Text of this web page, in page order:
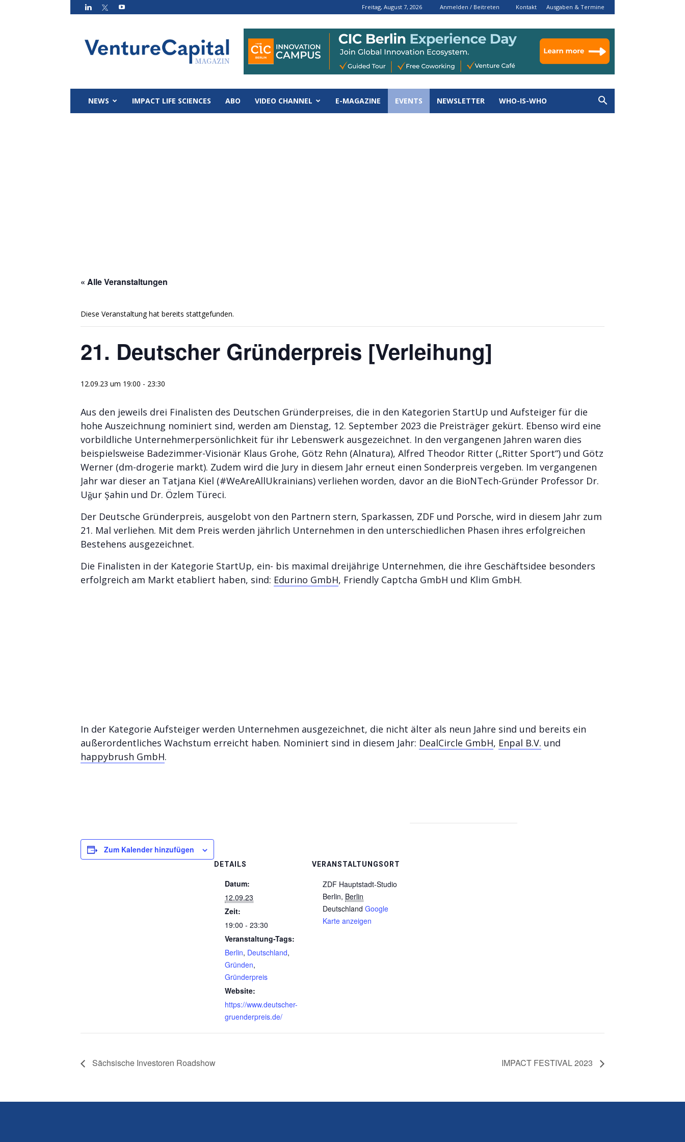
Freitag, August 7, 2026 Anmelden / Beitreten Kontakt Ausgaben & Termine
Magazin
NEWS IMPACT LIFE SCIENCES ABO VIDEO CHANNEL E-MAGAZINE EVENTS NEWSLETTER WHO-IS-WHO
« Alle Veranstaltungen
Diese Veranstaltung hat bereits stattgefunden.
21. Deutscher Gründerpreis [Verleihung]
12.09.23 um 19:00 - 23:30
Aus den jeweils drei Finalisten des Deutschen Gründerpreises, die in den Kategorien StartUp und Aufsteiger für die
hohe Auszeichnung nominiert sind, werden am Dienstag, 12. September 2023 die Preisträger gekürt. Ebenso wird eine
vorbildliche Unternehmerpersönlichkeit für ihr Lebenswerk ausgezeichnet. In den vergangenen Jahren waren dies
beispielsweise Badezimmer-Visionär Klaus Grohe, Götz Rehn (Alnatura), Alfred Theodor Ritter („Ritter Sport“) und Götz
Werner (dm-drogerie markt). Zudem wird die Jury in diesem Jahr erneut einen Sonderpreis vergeben. Im vergangenen
Jahr war dieser an Tatjana Kiel (#WeAreAllUkrainians) verliehen worden, davor an die BioNTech-Gründer Professor Dr.
Uğur Şahin und Dr. Özlem Türeci.
Der Deutsche Gründerpreis, ausgelobt von den Partnern stern, Sparkassen, ZDF und Porsche, wird in diesem Jahr zum
21. Mal verliehen. Mit dem Preis werden jährlich Unternehmen in den unterschiedlichen Phasen ihres erfolgreichen
Bestehens ausgezeichnet.
Die Finalisten in der Kategorie StartUp, ein- bis maximal dreijährige Unternehmen, die ihre Geschäftsidee besonders
erfolgreich am Markt etabliert haben, sind: Edurino GmbH, Friendly Captcha GmbH und Klim GmbH.
In der Kategorie Aufsteiger werden Unternehmen ausgezeichnet, die nicht älter als neun Jahre sind und bereits ein
außerordentliches Wachstum erreicht haben. Nominiert sind in diesem Jahr: DealCircle GmbH, Enpal B.V. und
happybrush GmbH.
Zum Kalender hinzufügen
DETAILS
Datum:
12.09.23
Zeit:
19:00 - 23:30
Veranstaltung-Tags:
Berlin, Deutschland,
Gründen,
Gründerpreis
Website:
https://www.deutscher-
gruenderpreis.de/
VERANSTALTUNGSORT
ZDF Hauptstadt-Studio
Berlin, Berlin
Deutschland Google
Karte anzeigen
Sächsische Investoren Roadshow IMPACT FESTIVAL 2023